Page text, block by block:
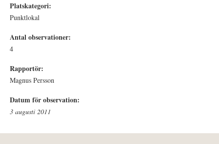
Platskategori:
Punktlokal
Antal observationer:
4
Rapportör:
Magnus Persson
Datum för observation:
3 augusti 2011